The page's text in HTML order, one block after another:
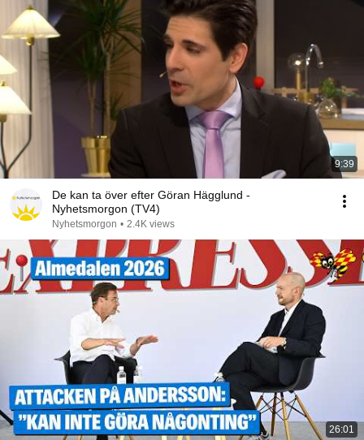
9:39
De kan ta över efter Göran Hägglund -
Nyhetsmorgon (TV4)
Nyhetsmorgon • 2.4K views
26:01